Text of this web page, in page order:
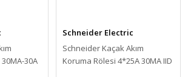
30A
Schneider Electric
Schneider Kaçak Akım
Koruma Rölesi 4*25A 30MA IID